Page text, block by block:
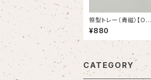
笹型トレー（青磁）【OU
TLET】
¥880
CATEGORY